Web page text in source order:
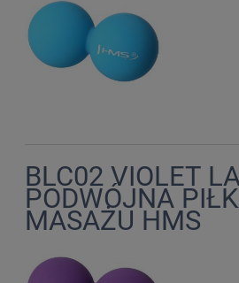
BLC02 VIOLET
PODWÓJNA
MASAŻU HMS